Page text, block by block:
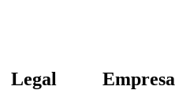
Legal Empresa